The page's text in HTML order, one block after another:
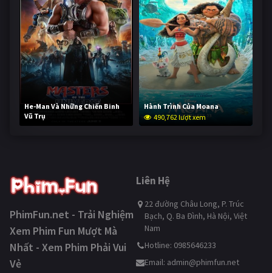
He-Man Và Những Chiến Binh
Vũ Trụ
239,502 lượt xem
Hành Trình Của Moana
490,762 lượt xem
PhimFun.net - Trải Nghiệm
Xem Phim Fun Mượt Mà
Nhất - Xem Phim Phải Vui
Vẻ
Liên Hệ
22 đường Châu Long, P. Trúc
Bạch, Q. Ba Đình, Hà Nội, Việt
Nam
Hotline: 0985646233
Email: admin@phimfun.net